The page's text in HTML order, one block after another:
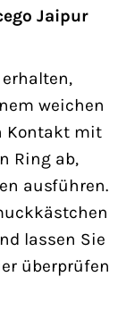
Jaipur
weichen
Kontakt mit
Ring ab,
ausführen.
lassen Sie
überprüfen